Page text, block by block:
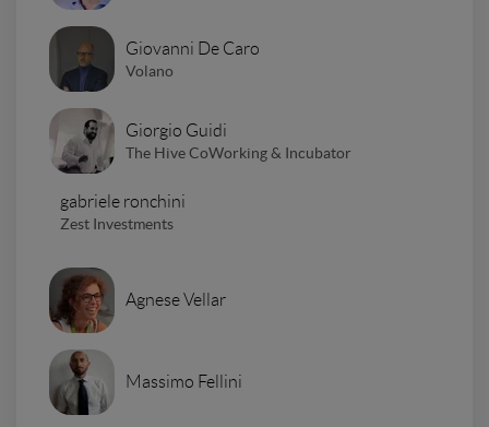
Giovanni De Caro
Volano
Giorgio Guidi
The Hive CoWorking & Incubator
gabriele ronchini
Zest Investments
Agnese Vellar
Massimo Fellini